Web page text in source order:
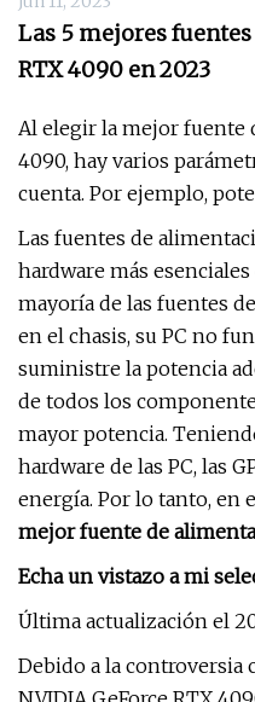
Las 5 mejores
RTX 4090 en 2023
Al elegir la mejor fuente
4090, hay varios
cuenta. Por ejemplo,
Las fuentes de
hardware más
mayoría de las fuentes
en el chasis, su PC no
suministre la potencia
de todos los
mayor potencia.
hardware de las PC, las
energía. Por lo tanto, en
mejor fuente de
Echa un vistazo a mi
Última actualización el
Debido a la controversia